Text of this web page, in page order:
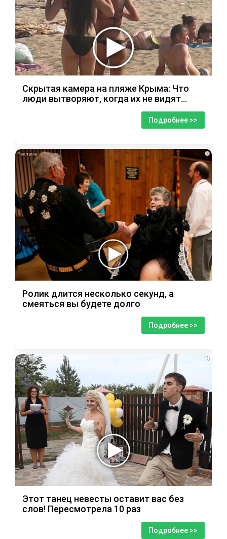
Скрытая камера на пляже Крыма: Что
люди вытворяют, когда их не видят...
Подробнее >>
i
Ролик длится несколько секунд, а
смеяться вы будете долго
Подробнее >>
i
Этот танец невесты оставит вас без
слов! Пересмотрела 10 раз
Подробнее >>